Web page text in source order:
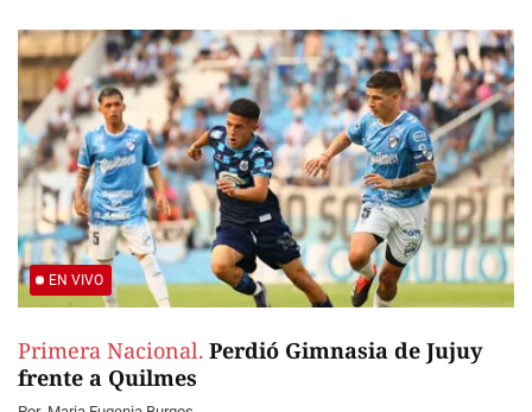
EN VIVO
Primera Nacional. Perdió Gimnasia de Jujuy
frente a Quilmes